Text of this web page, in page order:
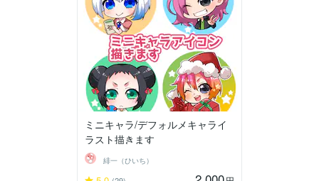
ミニキャラ/デフォルメキャライ
ラスト描きます
緋一（ひいち）